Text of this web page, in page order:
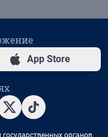
App Store
органов